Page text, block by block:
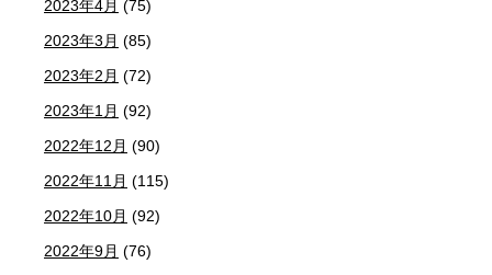
2023年4月 (75)
2023年3月 (85)
2023年2月 (72)
2023年1月 (92)
2022年12月 (90)
2022年11月 (115)
2022年10月 (92)
2022年9月 (76)